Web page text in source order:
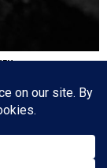
zijn dagen die
de laatste dagen
anders vermeld